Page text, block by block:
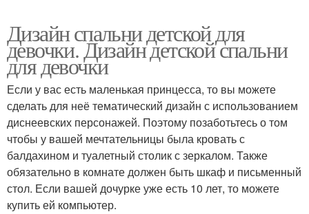
Дизайн спальни детской для
девочки. Дизайн детской спальни
для девочки
Если у вас есть маленькая принцесса, то вы можете
сделать для неё тематический дизайн с использованием
диснеевских персонажей. Поэтому позаботьтесь о том
чтобы у вашей мечтательницы была кровать с
балдахином и туалетный столик с зеркалом. Также
обязательно в комнате должен быть шкаф и письменный
стол. Если вашей дочурке уже есть 10 лет, то можете
купить ей компьютер.